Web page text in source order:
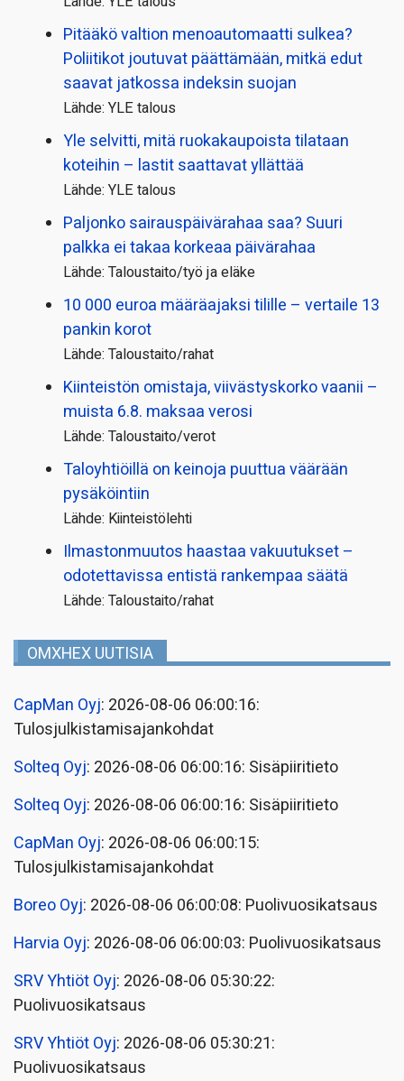
Pitääkö valtion menoautomaatti sulkea?
Poliitikot joutuvat päättämään, mitkä edut
saavat jatkossa indeksin suojan
Lähde: YLE talous
Yle selvitti, mitä ruokakaupoista tilataan
koteihin – lastit saattavat yllättää
Lähde: YLE talous
Paljonko sairauspäivä­rahaa saa? Suuri
palkka ei takaa korkeaa päivärahaa
Lähde: Taloustaito/työ ja eläke
10 000 euroa määräajaksi tilille – vertaile 13
pankin korot
Lähde: Taloustaito/rahat
Kiinteistön omistaja, viivästyskorko vaanii –
muista 6.8. maksaa verosi
Lähde: Taloustaito/verot
Taloyhtiöillä on keinoja puuttua väärään
pysäköintiin
Lähde: Kiinteistölehti
Ilmastonmuutos haastaa vakuutukset –
odotettavissa entistä rankempaa säätä
Lähde: Taloustaito/rahat
OMXHEX UUTISIA
CapMan Oyj: 2026-08-06 06:00:16:
Tulosjulkistamisajankohdat
Solteq Oyj: 2026-08-06 06:00:16: Sisäpiiritieto
Solteq Oyj: 2026-08-06 06:00:16: Sisäpiiritieto
CapMan Oyj: 2026-08-06 06:00:15:
Tulosjulkistamisajankohdat
Boreo Oyj: 2026-08-06 06:00:08: Puolivuosikatsaus
Harvia Oyj: 2026-08-06 06:00:03: Puolivuosikatsaus
SRV Yhtiöt Oyj: 2026-08-06 05:30:22:
Puolivuosikatsaus
SRV Yhtiöt Oyj: 2026-08-06 05:30:21:
Puolivuosikatsaus